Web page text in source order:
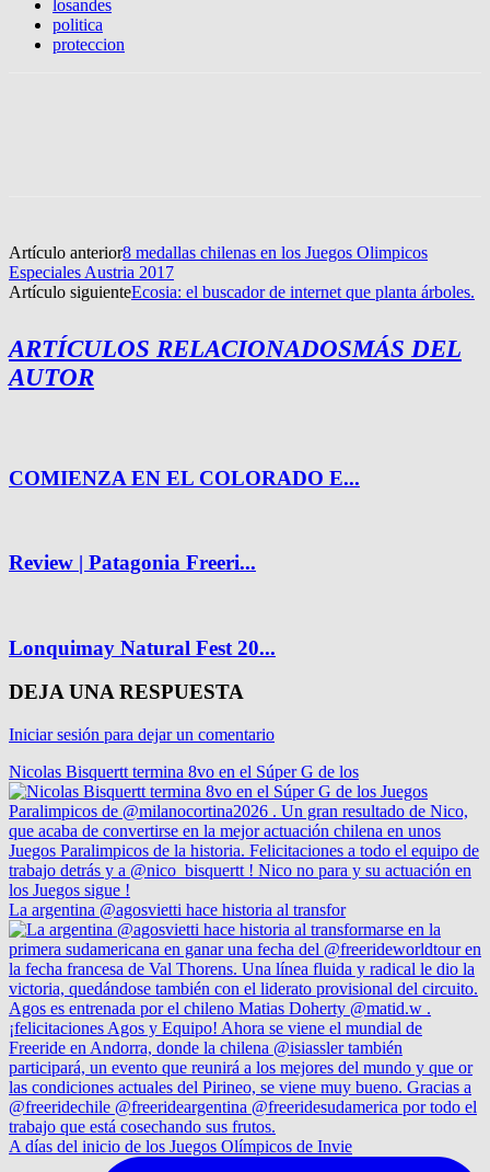
losandes
politica
proteccion
Artículo anterior8 medallas chilenas en los Juegos Olimpicos
Especiales Austria 2017
Artículo siguienteEcosia: el buscador de internet que planta árboles.
ARTÍCULOS RELACIONADOSMÁS DEL
AUTOR
COMIENZA EN EL COLORADO E...
Review | Patagonia Freeri...
Lonquimay Natural Fest 20...
DEJA UNA RESPUESTA
Iniciar sesión para dejar un comentario
Nicolas Bisquertt termina 8vo en el Súper G de los
La argentina @agosvietti hace historia al transfor
A días del inicio de los Juegos Olímpicos de Invie